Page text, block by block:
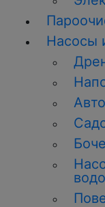
Насосы